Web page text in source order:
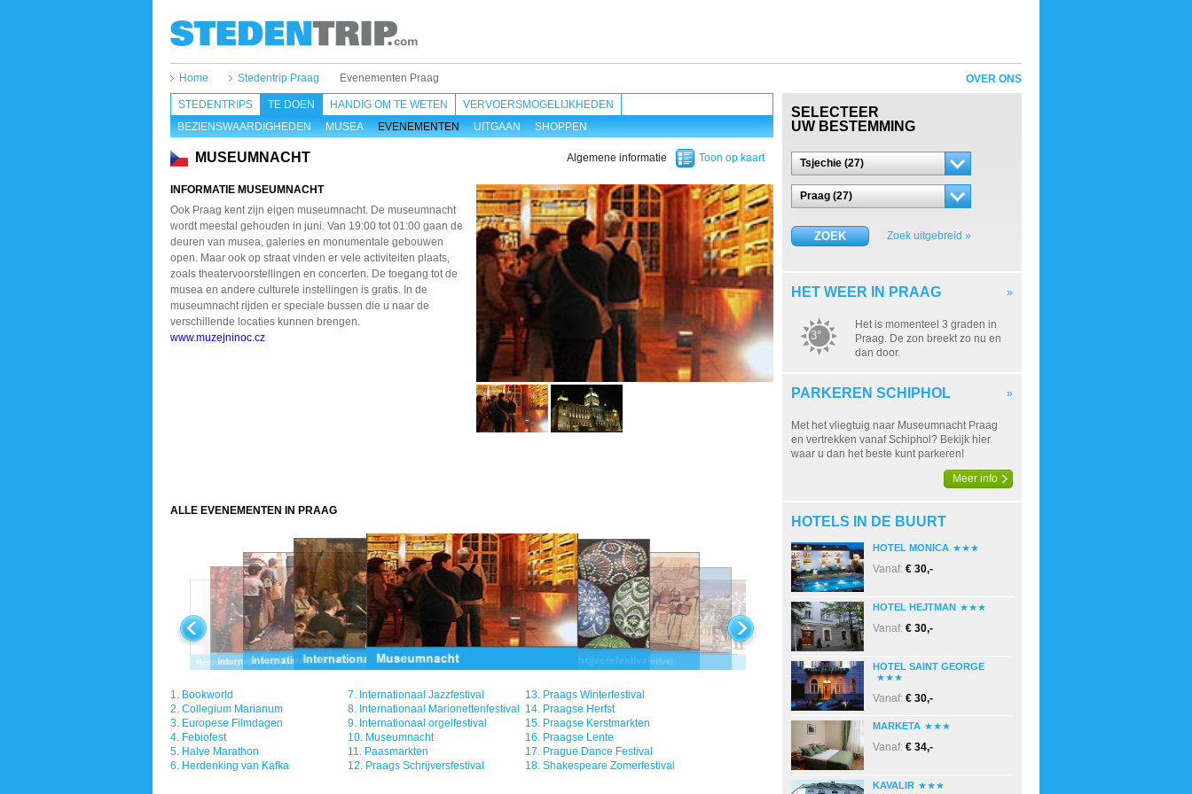
Home Stedentrip Praag Evenementen Praag
STEDENTRIPS
TE DOEN
BEZIENSWAARDIGHEDEN
MUSEA EVENEMENTEN UITGAAN SHOPPEN
HANDIG OM TE WETEN VERVOERSMOGELIJKHEDEN
MUSEUMNACHT
INFORMATIE MUSEUMNACHT
Ook Praag kent zijn eigen museumnacht. De museumnacht
wordt meestal gehouden in juni. Van 19:00 tot 01:00 gaan de
deuren van musea, galeries en monumentale gebouwen
open. Maar ook op straat vinden er vele activiteiten plaats,
zoals theatervoorstellingen en concerten. De toegang tot de
musea en andere culturele instellingen is gratis. In de
museumnacht rijden er speciale bussen die u naar de
verschillende locaties kunnen brengen.
www.muzejninoc.cz
ALLE EVENEMENTEN IN PRAAG
1. Bookworld
2. Collegium Marianum
3. Europese Filmdagen
4. Febiofest
5. Halve Marathon
6. Herdenking van Kafka
7. Internationaal Jazzfestival
8. Internationaal Marionettenfestival
9. Internationaal orgelfestival
10. Museumnacht
11. Paasmarkten
12. Praags Schrijversfestival
13. Praags Winterfestival
14. Praagse Herfst
15. Praagse Kerstmarkten
16. Praagse Lente
17. Prague Dance Festival
18. Shakespeare Zomerfestival
Toon op kaart
Algemene informatie
OVER ONS
SELECTEER
UW BESTEMMING
Tsjechie (27)
Praag (27)
ZOEK Zoek uitgebreid »
HET WEER IN PRAAG »
3°
Het is momenteel 3 graden in
Praag. De zon breekt zo nu en
dan door.
PARKEREN SCHIPHOL »
Met het vliegtuig naar Museumnacht Praag
en vertrekken vanaf Schiphol? Bekijk hier
waar u dan het beste kunt parkeren!
Meer info
HOTELS IN DE BUURT
HOTEL MONICA
Vanaf: € 30,-
HOTEL HEJTMAN
Vanaf: € 30,-
HOTEL SAINT GEORGE
Vanaf: € 30,-
MARKETA
Vanaf: € 34,-
KAVALIR